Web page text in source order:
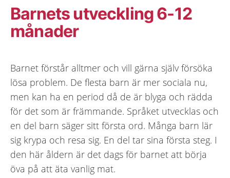
Barnets utveckling 6-12
månader
Barnet förstår alltmer och vill gärna själv försöka
lösa problem. De flesta barn är mer sociala nu,
men kan ha en period då de är blyga och rädda
för det som är främmande. Språket utvecklas och
en del barn säger sitt första ord. Många barn lär
sig krypa och resa sig. En del tar sina första steg. I
den här åldern är det dags för barnet att börja
öva på att äta vanlig mat.